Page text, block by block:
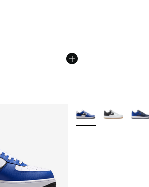
Plus de couleurs